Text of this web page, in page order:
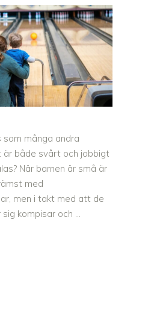
som många andra
både svårt och jobbigt
När barnen är små är
med
men i takt med att de
kompisar och